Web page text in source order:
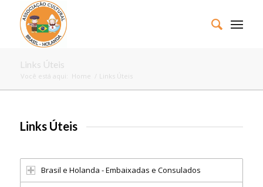
Links Úteis
Você está aqui: Home / Links Úteis
Links Úteis
Brasil e Holanda - Embaixadas e Consulados